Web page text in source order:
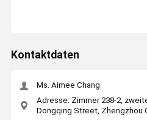
Kontaktdaten
Ms. Aimee Chang
Adresse: Zimmer 238-2,
Dongqing Street, Zhengzhou